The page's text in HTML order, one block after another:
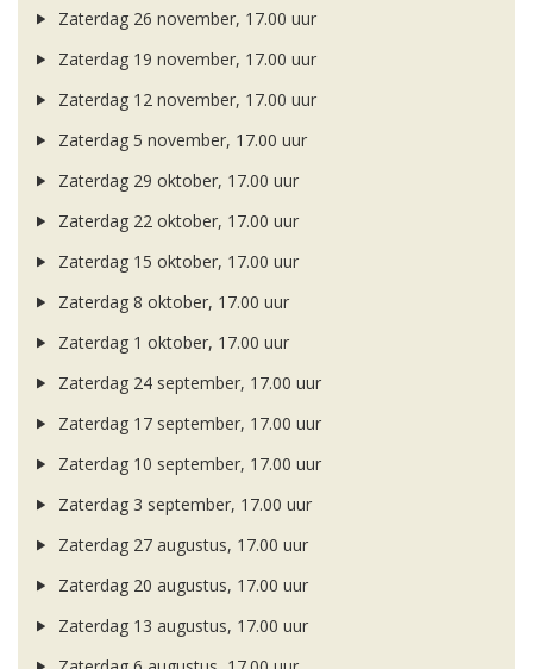
Zaterdag 26 november, 17.00 uur
Zaterdag 19 november, 17.00 uur
Zaterdag 12 november, 17.00 uur
Zaterdag 5 november, 17.00 uur
Zaterdag 29 oktober, 17.00 uur
Zaterdag 22 oktober, 17.00 uur
Zaterdag 15 oktober, 17.00 uur
Zaterdag 8 oktober, 17.00 uur
Zaterdag 1 oktober, 17.00 uur
Zaterdag 24 september, 17.00 uur
Zaterdag 17 september, 17.00 uur
Zaterdag 10 september, 17.00 uur
Zaterdag 3 september, 17.00 uur
Zaterdag 27 augustus, 17.00 uur
Zaterdag 20 augustus, 17.00 uur
Zaterdag 13 augustus, 17.00 uur